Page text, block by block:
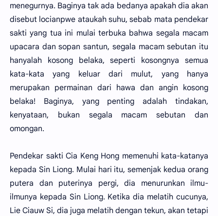
menegurnya. Baginya tak ada bedanya apakah dia akan
disebut locianpwe ataukah suhu, sebab mata pendekar
sakti yang tua ini mulai terbuka bahwa segala macam
upacara dan sopan santun, segala macam sebutan itu
hanyalah kosong belaka, seperti kosongnya semua
kata-kata yang keluar dari mulut, yang hanya
merupakan permainan dari hawa dan angin kosong
belaka! Baginya, yang penting adalah tindakan,
kenyataan, bukan segala macam sebutan dan
omongan.
Pendekar sakti Cia Keng Hong memenuhi kata-katanya
kepada Sin Liong. Mulai hari itu, semenjak kedua orang
putera dan puterinya pergi, dia menurunkan ilmu-
ilmunya kepada Sin Liong. Ketika dia melatih cucunya,
Lie Ciauw Si, dia juga melatih dengan tekun, akan tetapi